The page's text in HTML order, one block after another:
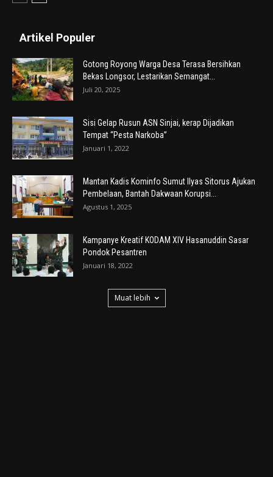
Artikel Populer
Gotong Royong Warga Desa Terasa Bersihkan
Bekas Longsor, Lestarikan Semangat...
Juli 20, 2025
Sisi Gelap Rusun ASN Sinjai, kerap Dijadikan
Tempat “Pesta Narkoba”
Januari 1, 2022
Mantan Kadis Kominfo Sumut Ilyas Sitorus Ajukan
Pembelaan, Bantah Dakwaan Korupsi...
Agustus 1, 2025
Kampanye Kreatif KODAM XIV Hasanuddin Sasar
Pondok Pesantren
Januari 18, 2022
Muat lebih